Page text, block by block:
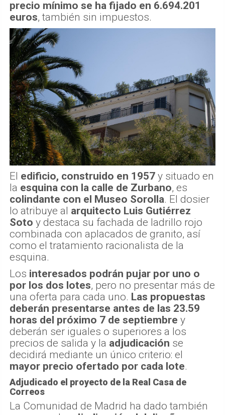
precio mínimo se ha fijado en 6.694.201
euros, también sin impuestos.
El edificio, construido en 1957 y situado en
la esquina con la calle de Zurbano, es
colindante con el Museo Sorolla. El dosier
lo atribuye al arquitecto Luis Gutiérrez
Soto y destaca su fachada de ladrillo rojo
combinada con aplacados de granito, así
como el tratamiento racionalista de la
esquina.
Los interesados podrán pujar por uno o
por los dos lotes, pero no presentar más de
una oferta para cada uno. Las propuestas
deberán presentarse antes de las 23.59
horas del próximo 7 de septiembre y
deberán ser iguales o superiores a los
precios de salida y la adjudicación se
decidirá mediante un único criterio: el
mayor precio ofertado por cada lote.
Adjudicado el proyecto de la Real Casa de
Correos
La Comunidad de Madrid ha dado también